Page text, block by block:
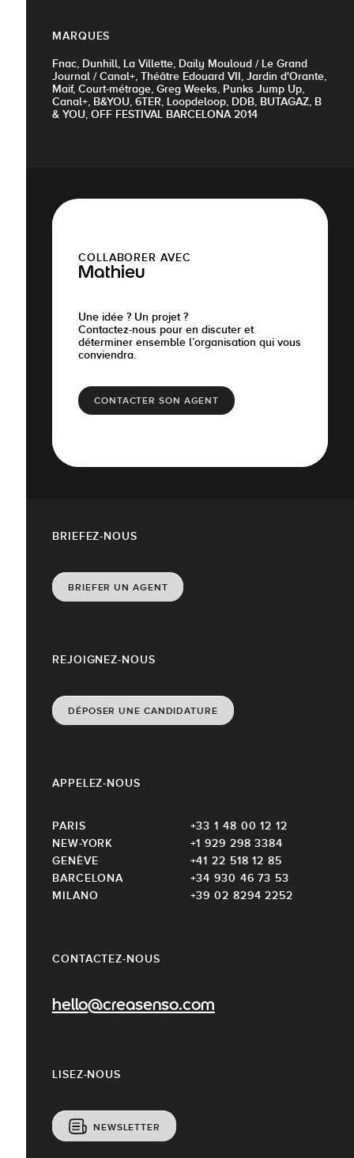
MARQUES
Fnac, Dunhill, La Villette, Daily Mouloud / Le Grand
Journal / Canal+, Théâtre Edouard VII, Jardin d'Orante,
Maif, Court-métrage, Greg Weeks, Punks Jump Up,
Canal+, B&YOU, 6TER, Loopdeloop, DDB, BUTAGAZ, B
& YOU, OFF FESTIVAL BARCELONA 2014
COLLABORER AVEC
Mathieu
Une idée ? Un projet ?
Contactez-nous pour en discuter et
déterminer ensemble l’organisation qui vous
conviendra.
CONTACTER SON AGENT
CONTACTEZ-NOUS
hello@creasenso.com
REJOIGNEZ-NOUS
DÉPOSER UNE CANDIDATURE
LISEZ-NOUS
NEWSLETTER
APPELEZ-NOUS
PARIS
+33 1 48 00 12 12
NEW-YORK
+1 929 298 3384
GENÈVE
+41 22 518 12 85
BARCELONA
+34 930 46 73 53
MILANO
+39 02 8294 2252
BRIEFEZ-NOUS
BRIEFER UN AGENT